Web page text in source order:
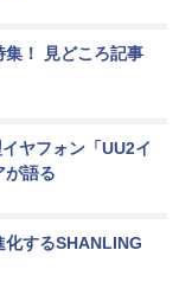
集！ 見どころ記事
ヤフォン「UU2イ
が語る
化するSHANLING